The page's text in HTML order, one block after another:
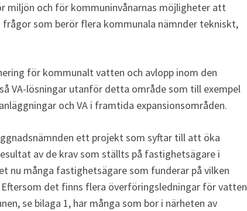
miljön och för kommuninvånarnas möjligheter att
som berör flera kommunala nämnder tekniskt,
för kommunalt vatten och avlopp inom den
VA-lösningar utanför detta område som till exempel
och VA i framtida expansionsområden.
ett projekt som syftar till att öka
av de krav som ställts på fastighetsägare i
nu många fastighetsägare som funderar på vilken
det finns flera överföringsledningar för vatten
se bilaga 1, har många som bor i närheten av